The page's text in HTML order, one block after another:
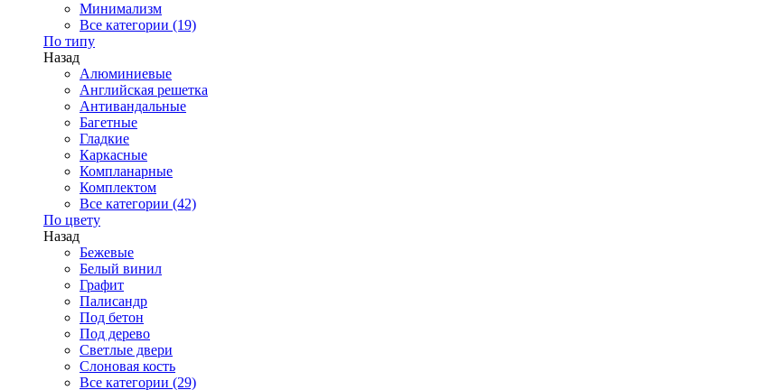
Минимализм
Все категории (19)
По типу
Назад
Алюминиевые
Английская решетка
Антивандальные
Багетные
Гладкие
Каркасные
Компланарные
Комплектом
Все категории (42)
По цвету
Назад
Бежевые
Белый винил
Графит
Палисандр
Под бетон
Под дерево
Светлые двери
Слоновая кость
Все категории (29)